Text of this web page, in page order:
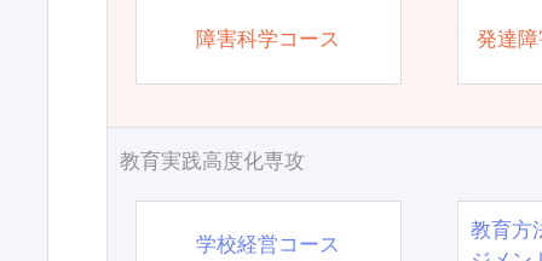
障害科学コース 発達
教育実践高度化専攻
学校経営コース
教育方